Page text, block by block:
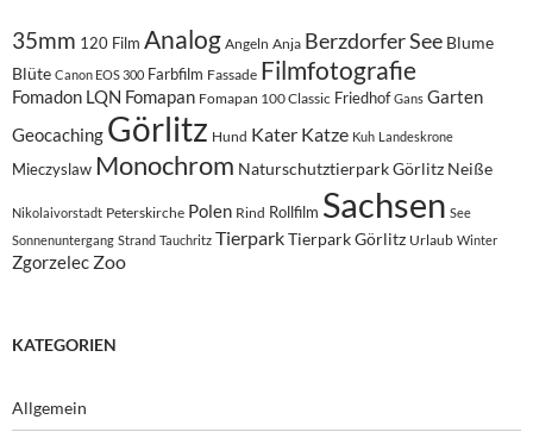
35mm 120 Film Analog Angeln Anja Berzdorfer See Blume
Blüte Canon EOS 300 Farbfilm Fassade Filmfotografie
Fomadon LQN Fomapan Fomapan 100 Classic Friedhof Gans Garten
Geocaching Görlitz Hund Kater Katze Kuh Landeskrone
Mieczyslaw Monochrom Naturschutztierpark Görlitz Neiße
Nikolaivorstadt Peterskirche Polen Rind Rollfilm Sachsen See
Sonnenuntergang Strand Tauchritz TierparkTierpark Görlitz Urlaub Winter
Zgorzelec Zoo
KATEGORIEN
Allgemein